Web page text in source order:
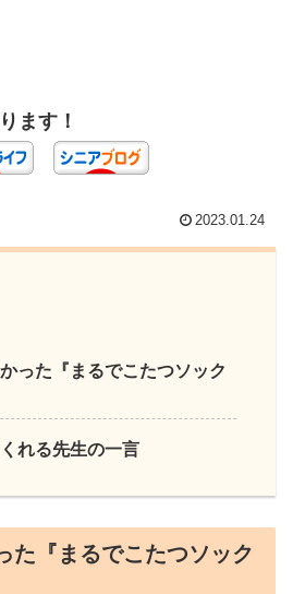
ます！
2023.01.24
った『まるでこたつソック
れる先生の一言
た『まるでこたつソック